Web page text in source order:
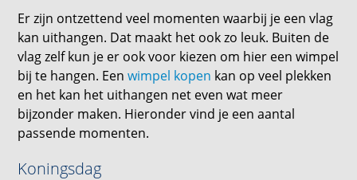
Er zijn ontzettend veel momenten waarbij je een vlag
kan uithangen. Dat maakt het ook zo leuk. Buiten de
vlag zelf kun je er ook voor kiezen om hier een wimpel
bij te hangen. Eenwimpel kopen kan op veel plekken
en het kan het uithangen net even wat meer
bijzonder maken. Hieronder vind je een aantal
passende momenten.
Koningsdag